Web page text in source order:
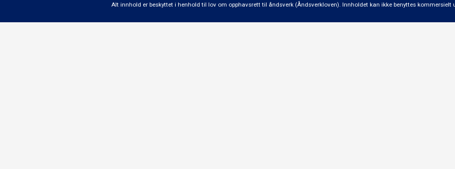
Alt innhold er beskyttet i henhold til lov om opphavsrett til åndsverk (Åndsverkloven). Innholdet kan ikke benyttes kommersielt